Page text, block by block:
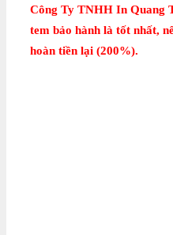
Công Ty TNHH In Quang
tem bảo hành là tốt nhất,
hoàn tiền lại (200%).